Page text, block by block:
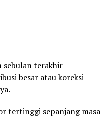
sebulan terakhir
besar atau koreksi
tertinggi sepanjang masa